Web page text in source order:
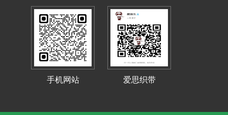
手机网站 爱思织带